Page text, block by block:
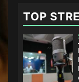
TOP